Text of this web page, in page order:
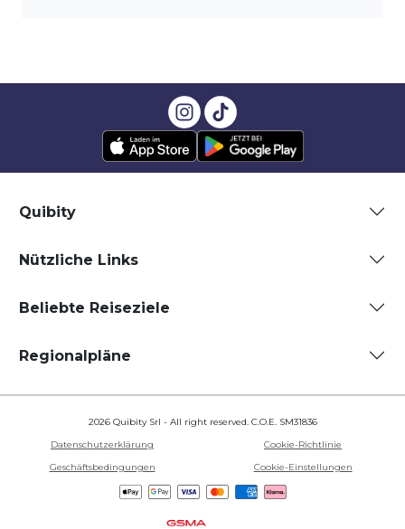
Quibity
Nützliche Links
Beliebte Reiseziele
Regionalpläne
2026 Quibity Srl - All right reserved. C.O.E. SM31836
Datenschutzerklärung
Cookie-Richtlinie
Geschäftsbedingungen
Cookie-Einstellungen